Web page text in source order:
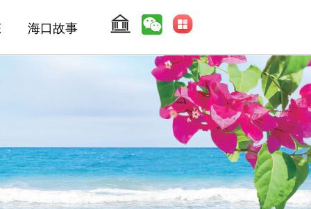
海口故事